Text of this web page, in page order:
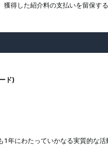
得した紹介料の支払いを留保す
ド)
1年にわたっていかなる実質的な